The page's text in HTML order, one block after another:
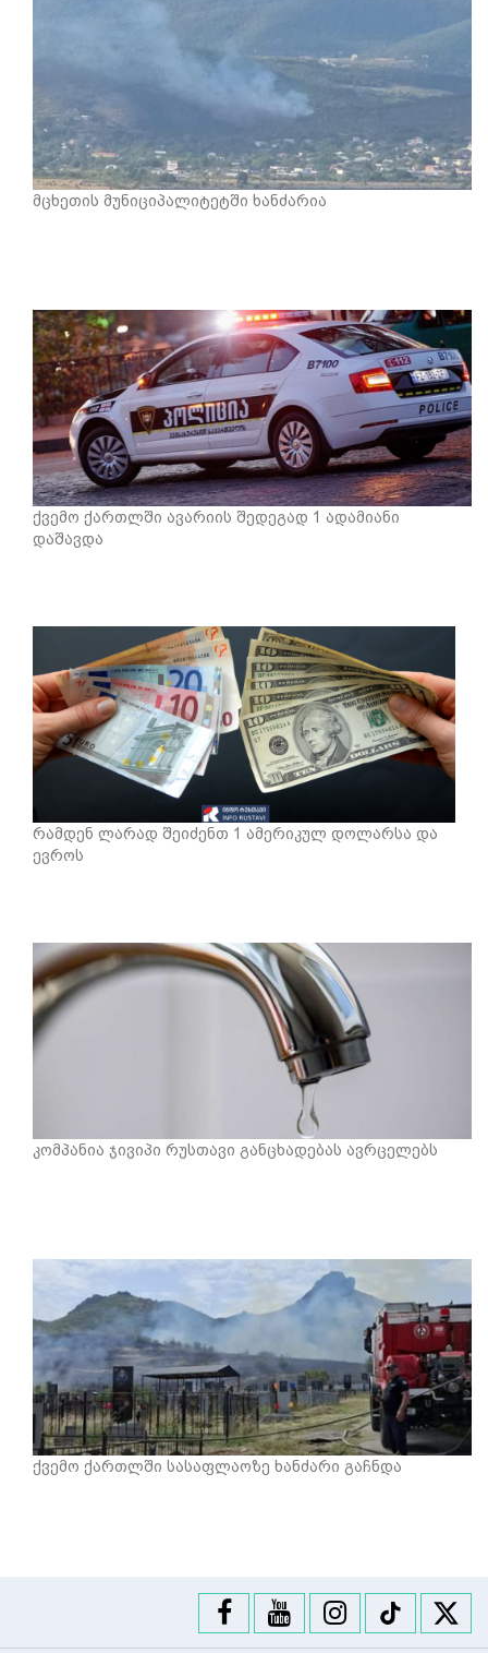
მცხეთის მუნიციპალიტეტში ხანძარია
ქვემო ქართლში ავარიის შედეგად 1 ადამიანი
დაშავდა
რამდენ ლარად შეიძენთ 1 ამერიკულ დოლარსა და
ევროს
კომპანია ჯივიპი რუსთავი განცხადებას ავრცელებს
ქვემო ქართლში სასაფლაოზე ხანძარი გაჩნდა